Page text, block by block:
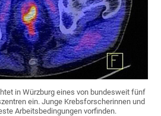
in Würzburg eines von bundesweit fünf
ein. Junge Krebsforscherinnen und
Arbeitsbedingungen vorfinden.